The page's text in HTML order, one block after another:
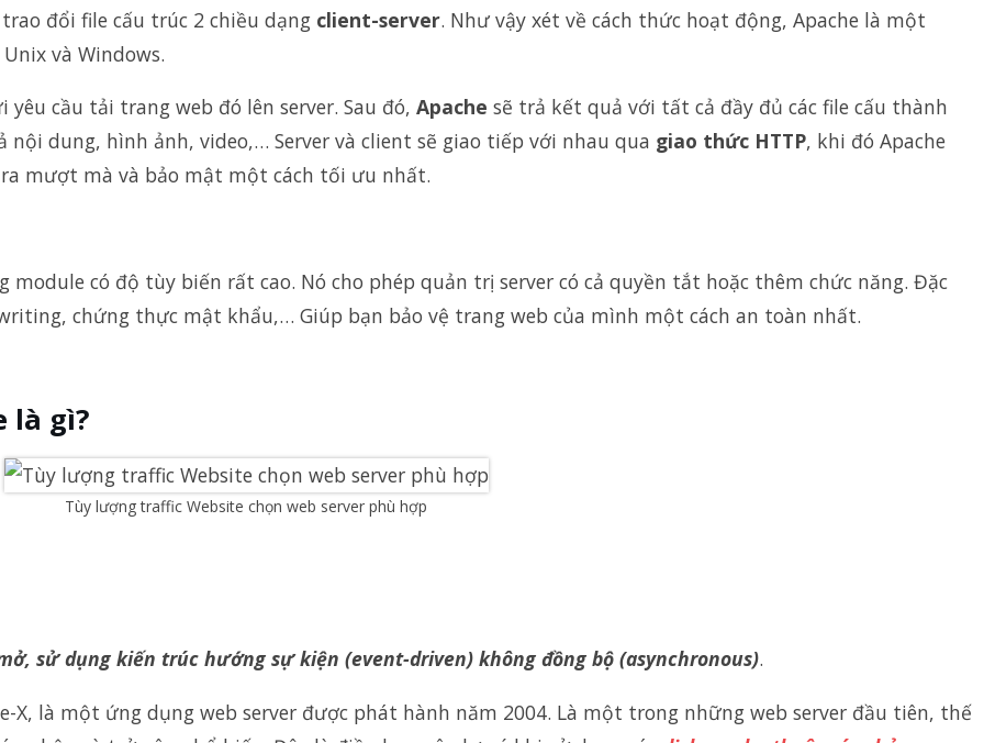
đổi file cấu trúc 2 chiều dạng client-server. Như vậy xét về cách thức hoạt động, Apache là một
và Windows.
cầu tải trang web đó lên server. Sau đó, Apache sẽ trả kết quả với tất cả đầy đủ các file cấu thành
dung, hình ảnh, video,… Server và client sẽ giao tiếp với nhau qua giao thức HTTP, khi đó Apache
mượt mà và bảo mật một cách tối ưu nhất.
có độ tùy biến rất cao. Nó cho phép quản trị server có cả quyền tắt hoặc thêm chức năng. Đặc
chứng thực mật khẩu,… Giúp bạn bảo vệ trang web của mình một cách an toàn nhất.
là gì?
Tùy lượng traffic Website chọn web server phù hợp
sử dụng kiến trúc hướng sự kiện (event-driven) không đồng bộ (asynchronous).
X, là một ứng dụng web server được phát hành năm 2004. Là một trong những web server đầu tiên, thế